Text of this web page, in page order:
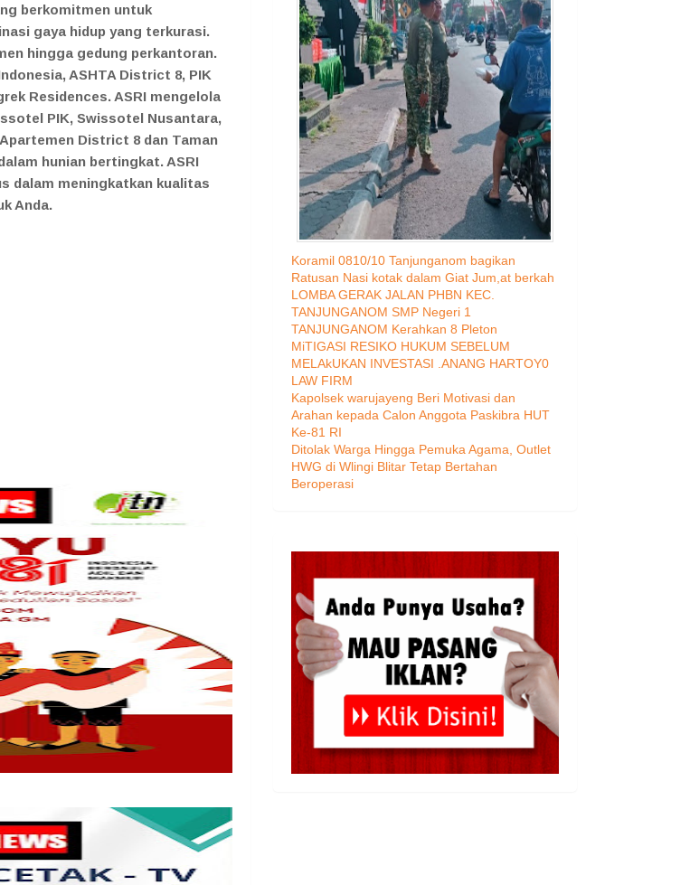
berkomitmen untuk
gaya hidup yang terkurasi.
hingga gedung perkantoran.
ASHTA District 8, PIK
Residences. ASRI mengelola
PIK, Swissotel Nusantara,
District 8 dan Taman
hunian bertingkat. ASRI
dalam meningkatkan kualitas
Anda.
Koramil 0810/10 Tanjunganom bagikan
Ratusan Nasi kotak dalam Giat Jum,at berkah
LOMBA GERAK JALAN PHBN KEC.
TANJUNGANOM SMP Negeri 1
TANJUNGANOM Kerahkan 8 Pleton
MiTIGASI RESIKO HUKUM SEBELUM
MELAkUKAN INVESTASI .ANANG HARTOY0
LAW FIRM
Kapolsek warujayeng Beri Motivasi dan
Arahan kepada Calon Anggota Paskibra HUT
Ke-81 RI
Ditolak Warga Hingga Pemuka Agama, Outlet
HWG di Wlingi Blitar Tetap Bertahan
Beroperasi